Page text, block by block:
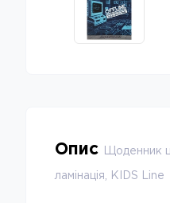
Опис Щоденник
ламінація, KIDS Line